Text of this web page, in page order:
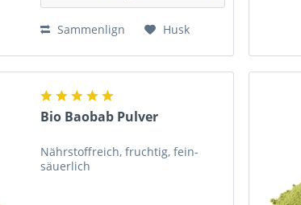
Sammenlign Husk
Bio Baobab Pulver
Nährstoffreich, fruchtig, fein-
säuerlich